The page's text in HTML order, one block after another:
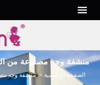
منشفة وجه مصنوعة من القطن بنسبة
الصفحة الرئيسية >منشفة وجه مصنوعة